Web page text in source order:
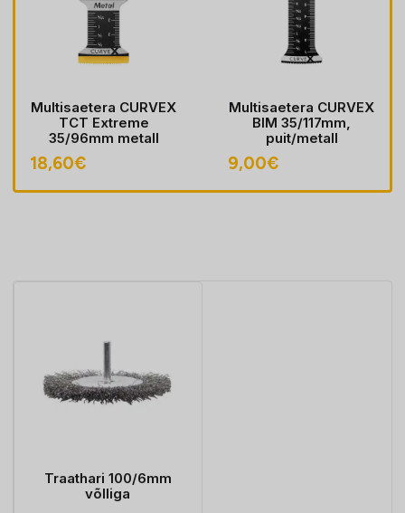
Multisaetera CURVEX
TCT Extreme
35/96mm metall
18,60€
Multisaetera CURVEX
BIM 35/117mm,
puit/metall
9,00€
Traathari 100/6mm
võlliga